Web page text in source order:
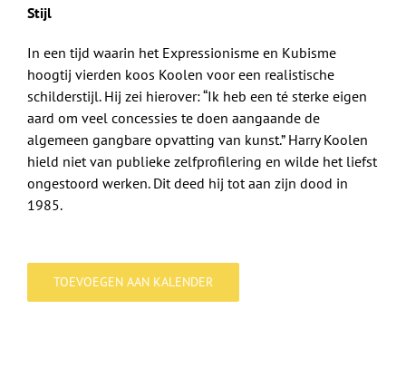
Stijl
In een tijd waarin het Expressionisme en Kubisme
hoogtij vierden koos Koolen voor een realistische
schilderstijl. Hij zei hierover: “Ik heb een té sterke eigen
aard om veel concessies te doen aangaande de
algemeen gangbare opvatting van kunst.” Harry Koolen
hield niet van publieke zelfprofilering en wilde het liefst
ongestoord werken. Dit deed hij tot aan zijn dood in
1985.
TOEVOEGEN AAN KALENDER